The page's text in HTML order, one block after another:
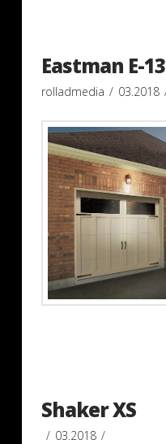
Eastman E-13
rolladmedia 03.2018
Shaker XS
03.2018